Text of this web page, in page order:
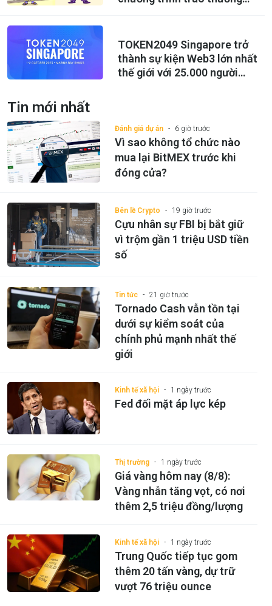
TOKEN2049 Singapore trở
thành sự kiện Web3 lớn nhất
thế giới với 25.000 người
Tin mới nhất
Đánh giá dự án 6 giờ trước
Vì sao không tổ chức nào
mua lại BitMEX trước khi
đóng cửa?
Bên lề Crypto 19 giờ trước
Cựu nhân sự FBI bị bắt giữ
vì trộm gần 1 triệu USD tiền
số
Tin tức 21 giờ trước
Tornado Cash vẫn tồn tại
dưới sự kiểm soát của
chính phủ mạnh nhất thế
giới
Kinh tế xã hội 1 ngày trước
Fed đối mặt áp lực kép
Thị trường 1 ngày trước
Giá vàng hôm nay (8/8):
Vàng nhẫn tăng vọt, có nơi
thêm 2,5 triệu đồng/lượng
Kinh tế xã hội 1 ngày trước
Trung Quốc tiếp tục gom
thêm 20 tấn vàng, dự trữ
vượt 76 triệu ounce